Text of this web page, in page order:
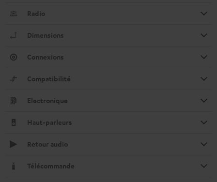
Radio
Dimensions
Connexions
Compatibilité
Electronique
Haut-parleurs
Retour audio
Télécommande